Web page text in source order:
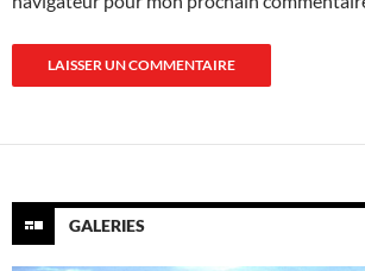
GALERIES